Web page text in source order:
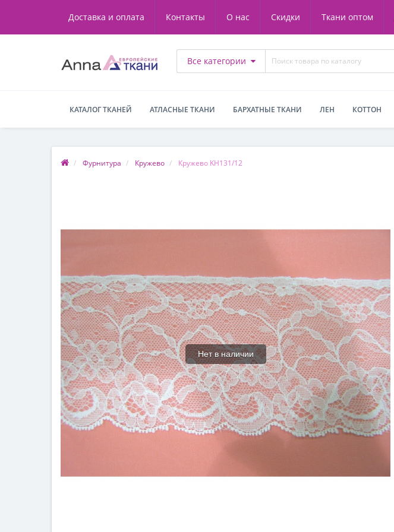
Доставка и оплата Контакты О нас Скидки Ткани оптом
Все категории
КАТАЛОГ ТКАНЕЙ АТЛАСНЫЕ ТКАНИ БАРХАТНЫЕ ТКАНИ ЛЕН КОТТОН
Фурнитура Кружево Кружево KH131/12
Нет в наличии